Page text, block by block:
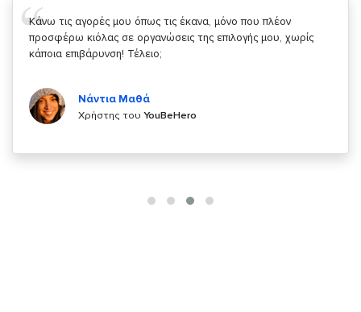
Σας ευχαριστώ που μας δίνετε την δυνατότητα να κάνουμε
κάτι!
Χρήστης τουYouBeHero